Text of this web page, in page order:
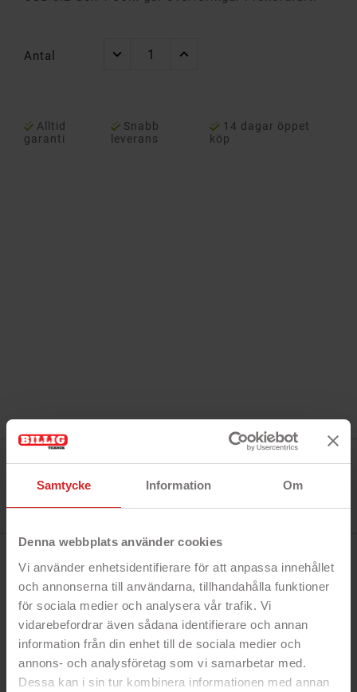
Samtycke Information Om
Denna webbplats använder cookies
Vi använder enhetsidentifierare för att anpassa innehållet
och annonserna till användarna, tillhandahålla funktioner
för sociala medier och analysera vår trafik. Vi
vidarebefordrar även sådana identifierare och annan
information från din enhet till de sociala medier och
annons- och analysföretag som vi samarbetar med.
Dessa kan i sin tur kombinera informationen med annan
Antal
Alltid
garanti
Snabb
leverans
14 dagar öppet
köp
Kingston
Referens:
DTXM/256GB
BESKRIVNING
Snabbfakta!
- 256 GB minne
- Snabba överföringar med USB 3.2
- Fungerar även med äldre USB